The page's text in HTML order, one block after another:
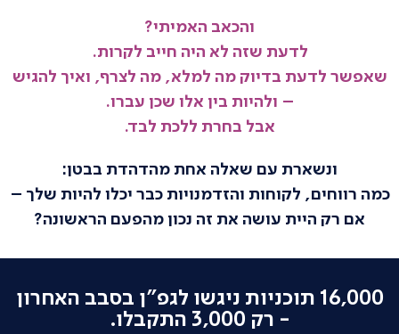
והכאב האמיתי?
לדעת שזה לא היה חייב לקרות.
שאפשר לדעת בדיוק מה למלא, מה לצרף, ואיך להגיש
– ולהיות בין אלו שכן עברו.
אבל בחרת ללכת לבד.
ונשארת עם שאלה אחת מהדהדת בבטן:
כמה רווחים, לקוחות והזדמנויות כבר יכלו להיות שלך –
אם רק היית עושה את זה נכון מהפעם הראשונה?
16,000 תוכניות ניגשו לגפ"ן בסבב האחרון
- רק 3,000 התקבלו.